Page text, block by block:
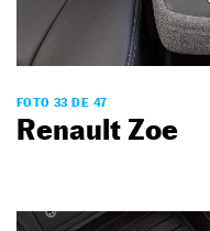
FOTO 33 DE 47
Renault Zoe